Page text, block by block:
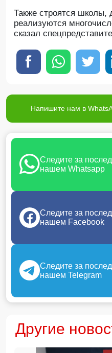
Также строятся школы,
реализуются
сказал
Напишите нам в
Следите за
нашем Whatsapp
Следите за
нашем Facebook
Следите за
нашем Telegram
Другие